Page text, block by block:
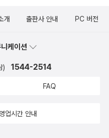
이 어떤 풀일까 고개를 이리저
않는 구름을 바라볼 때에는
하고 노래합니다. 아이들 재우
운 하루입니다. 햇살이 따스하
찾아올 무렵 여름을 기다리고,
개 출판사 안내 PC 버전
케이션
) 1544-2514
FAQ
업시간 안내